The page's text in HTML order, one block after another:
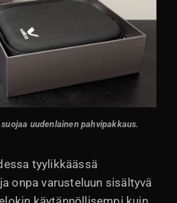
uudenlainen pahvipakkaus.
tyylikkäässä
onpa varusteluun sisältyvä